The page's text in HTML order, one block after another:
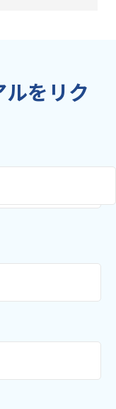
をリク